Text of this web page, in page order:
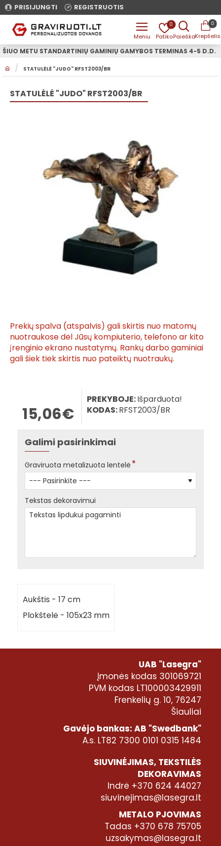
PRISIJUNGTI REGISTRUOTIS
0 0
O
E
STATULĖLĖ "JUDO" RFST2003/BR
ŠIUO METU STANDARTINIŲ GAMINIŲ GAMYBOS TERMINAS 4-5 D.D.
STATULĖLĖ "JUDO" RFST2003/BR
Prekių spalva (atspalvis) gali skirtis nuo matomų
nuotraukose dėl Jūsų kompiuterio, telefono ar kito
įrenginio ekrano nustatymų. Rankų darbo gaminiai
gali šiek tiek skirtis nuo pateiktų nuotraukų.
15,06€
PREKYBOJE:Išparduota!
KODAS:RFST2003/BR
Galimi pasirinkimai
Graviruota metalizuota lentelė
Tekstas dekoravimui
Aukštis - 17 cm
Plokštelė - 105x23 mm
UAB "Lasegra"
Įmonės kodas 301069721
PVM kodas LT100003429911
Frenkelių g. 10, 76247
Šiauliai
Gavėjo bankas: AB "Swedbank"
A.s. LT82 7300 0101 0315 1484
SIUVINĖJIMAS, TEKSTILĖS
DEKORAVIMAS
Indrė +370 624 44027
siuvinejimas@lasegra.lt
METALO PJOVIMAS
Tadas +370 678 75705
uzsakymas@lasegra.lt